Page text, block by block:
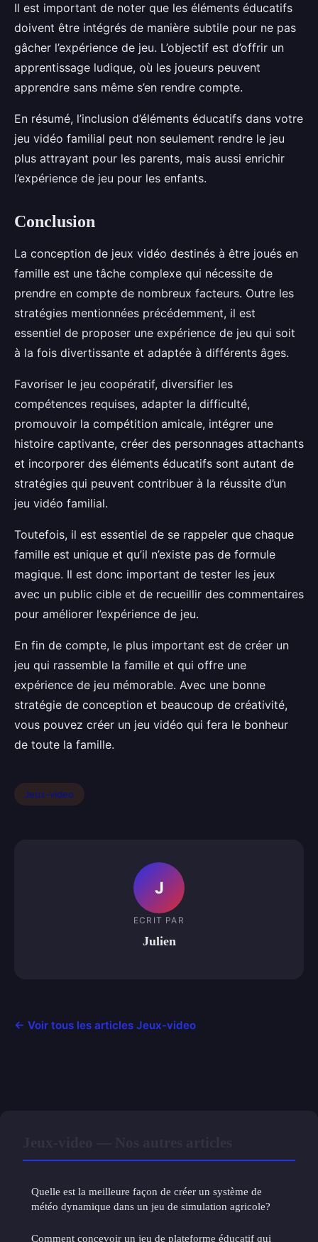
Il est important de noter que les éléments éducatifs
doivent être intégrés de manière subtile pour ne pas
gâcher l’expérience de jeu. L’objectif est d’offrir un
apprentissage ludique, où les joueurs peuvent
apprendre sans même s’en rendre compte.
En résumé, l’inclusion d’éléments éducatifs dans votre
jeu vidéo familial peut non seulement rendre le jeu
plus attrayant pour les parents, mais aussi enrichir
l’expérience de jeu pour les enfants.
Conclusion
La conception de jeux vidéo destinés à être joués en
famille est une tâche complexe qui nécessite de
prendre en compte de nombreux facteurs. Outre les
stratégies mentionnées précédemment, il est
essentiel de proposer une expérience de jeu qui soit
à la fois divertissante et adaptée à différents âges.
Favoriser le jeu coopératif, diversifier les
compétences requises, adapter la difficulté,
promouvoir la compétition amicale, intégrer une
histoire captivante, créer des personnages attachants
et incorporer des éléments éducatifs sont autant de
stratégies qui peuvent contribuer à la réussite d’un
jeu vidéo familial.
Toutefois, il est essentiel de se rappeler que chaque
famille est unique et qu’il n’existe pas de formule
magique. Il est donc important de tester les jeux
avec un public cible et de recueillir des commentaires
pour améliorer l’expérience de jeu.
En fin de compte, le plus important est de créer un
jeu qui rassemble la famille et qui offre une
expérience de jeu mémorable. Avec une bonne
stratégie de conception et beaucoup de créativité,
vous pouvez créer un jeu vidéo qui fera le bonheur
de toute la famille.
Jeux-video
J
ECRIT PAR
Julien
← Voir tous les articles Jeux-video
Quelle est la meilleure façon de créer un système de
météo dynamique dans un jeu de simulation agricole?
Comment concevoir un jeu de plateforme éducatif qui